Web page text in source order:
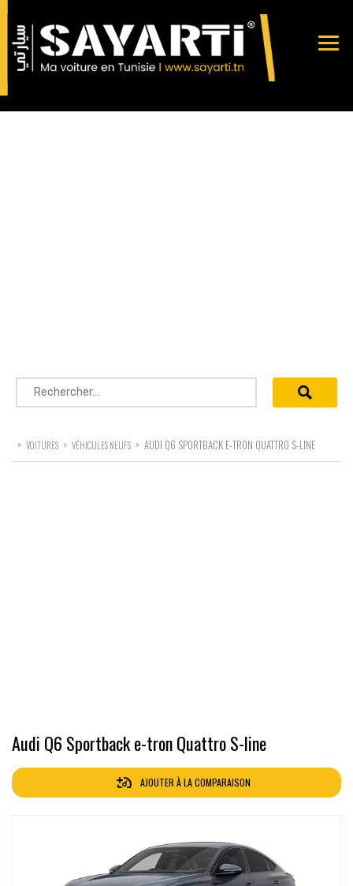
Rechercher :
> VOITURES > VÉHICULES NEUFS > AUDI Q6 SPORTBACK E-TRON QUATTRO S-LINE
Audi Q6 Sportback e-tron Quattro S-line
AJOUTER À LA COMPARAISON